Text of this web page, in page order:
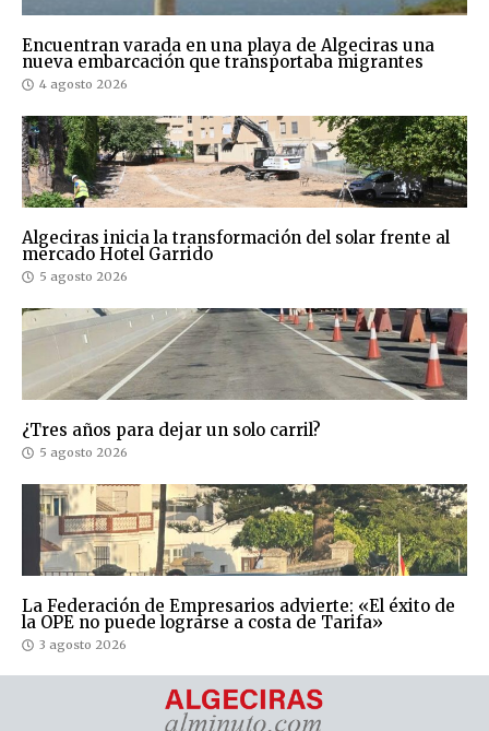
Encuentran varada en una playa de Algeciras una
nueva embarcación que transportaba migrantes
4 agosto 2026
Algeciras inicia la transformación del solar frente al
mercado Hotel Garrido
5 agosto 2026
¿Tres años para dejar un solo carril?
5 agosto 2026
La Federación de Empresarios advierte: «El éxito de
la OPE no puede lograrse a costa de Tarifa»
3 agosto 2026